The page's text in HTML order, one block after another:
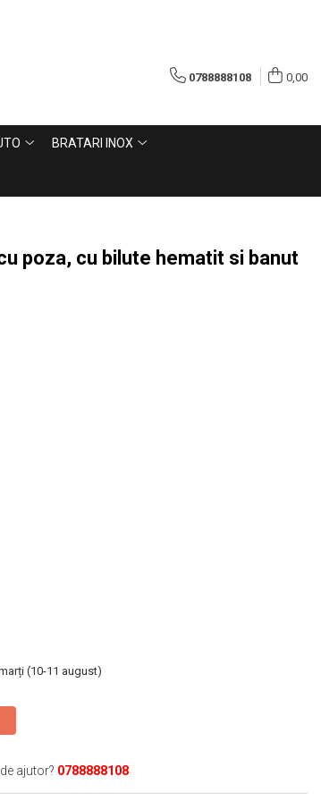
0788888108 0,00
BRATARI INOX
poza, cu bilute hematit si banut
(10-11 august)
ajutor? 0788888108